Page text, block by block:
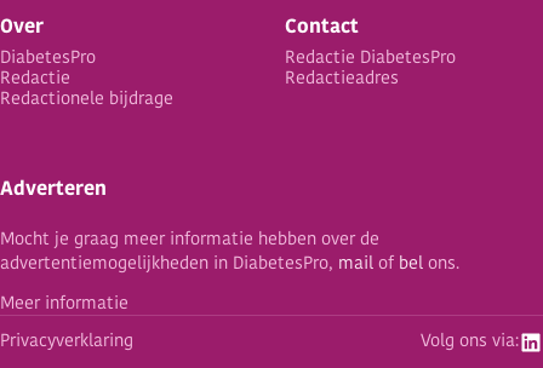
Over
DiabetesPro
Redactie
Redactionele bijdrage
Adverteren
Mocht je graag meer informatie hebben over de
advertentiemogelijkheden in DiabetesPro, mail of bel ons.
Meer informatie
Contact
Redactie DiabetesPro
Redactieadres
Privacyverklaring Volg ons via: